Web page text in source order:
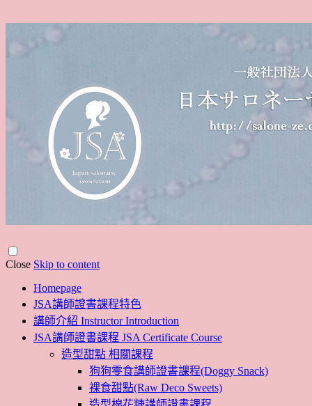
Close Skip to content
Homepage
JSA講師證書課程特色
講師介紹 Instructor Introduction
JSA講師證書課程 JSA Certificate Course
造型甜點 相關課程
狗狗零食講師證書課程(Doggy Snack)
裸食甜點(Raw Deco Sweets)